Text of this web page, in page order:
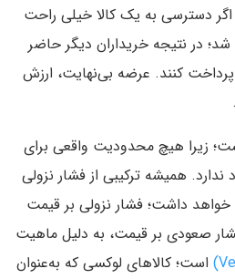
دسترسی به یک کالا خیلی راحت
در نتیجه خریداران دیگر حاضر
پرداخت کنند. عرضه بی‌نهایت، ارزش
زیرا هیچ محدودیت واقعی برای
همیشه ترکیبی از فشار نزولی
داشت؛ فشار نزولی بر قیمت
صعودی بر قیمت‌، به دلیل ماهیت
است؛ کالاهای لوکسی که به‌عنوان